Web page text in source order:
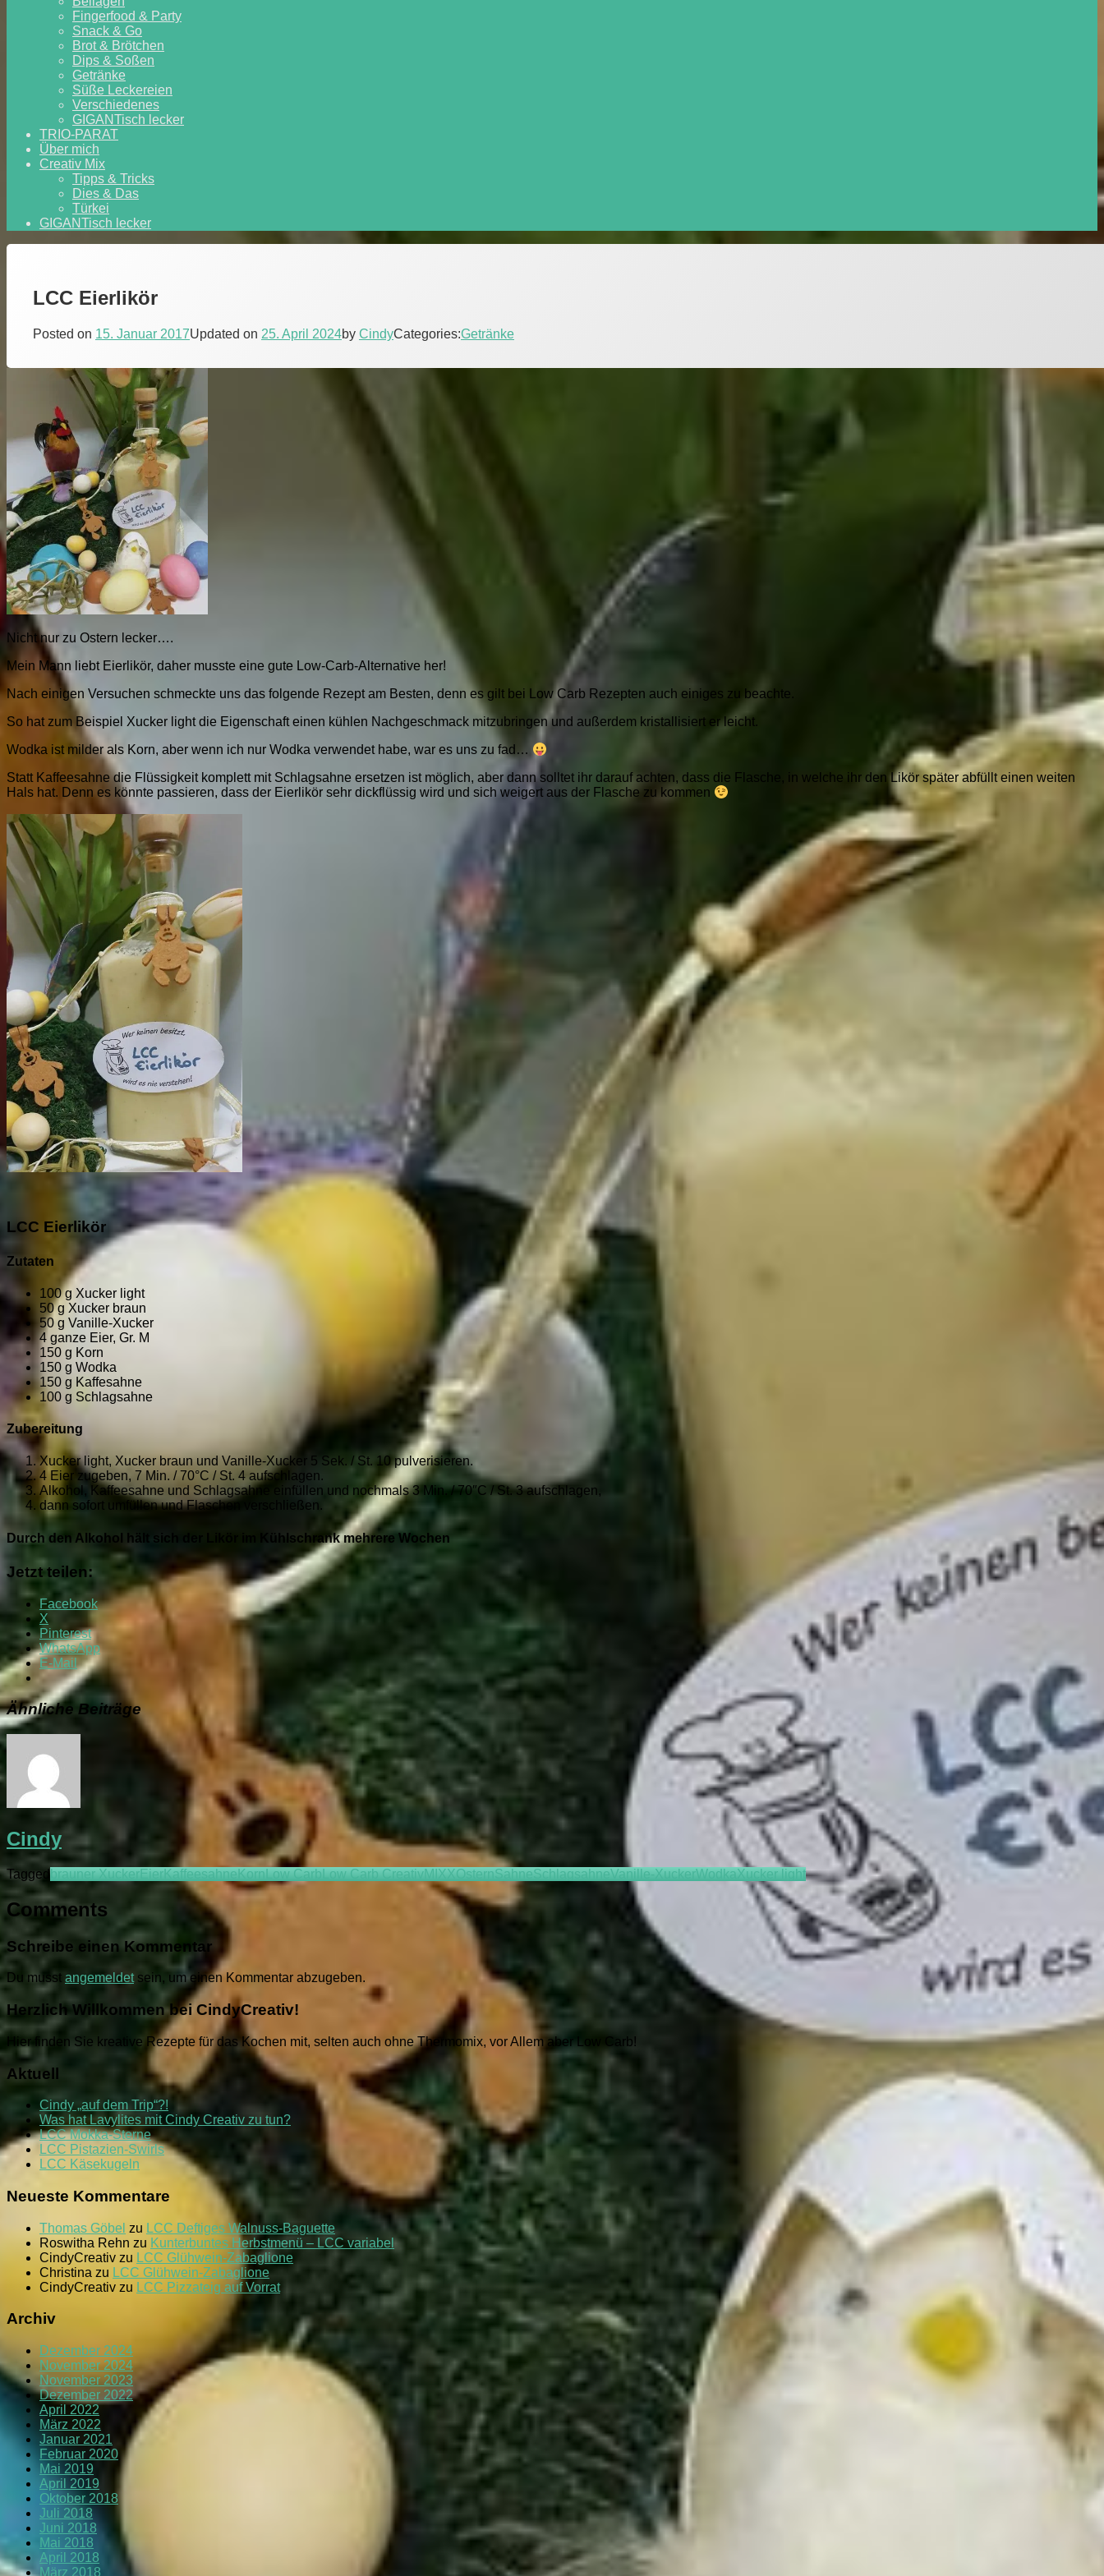
Fingerfood & Party
Snack & Go
Brot & Brötchen
Dips & Soßen
Getränke
Süße Leckereien
Verschiedenes
GIGANTisch lecker
TRIO-PARAT
Über mich
Creativ Mix
Tipps & Tricks
Dies & Das
Türkei
GIGANTisch lecker
LCC Eierlikör
Posted on 15. Januar 2017Updated on 25. April 2024by CindyCategories:Getränke
Nicht nur zu Ostern lecker….
Mein Mann liebt Eierlikör, daher musste eine gute Low-Carb-Alternative her!
Nach einigen Versuchen schmeckte uns das folgende Rezept am Besten, denn es gilt bei Low Carb Rezepten auch einiges zu beachte.
So hat zum Beispiel Xucker light die Eigenschaft einen kühlen Nachgeschmack mitzubringen und außerdem kristallisiert er leicht.
Wodka ist milder als Korn, aber wenn ich nur Wodka verwendet habe, war es uns zu fad…
Statt Kaffeesahne die Flüssigkeit komplett mit Schlagsahne ersetzen ist möglich, aber dann solltet ihr darauf achten, dass die Flasche, in welche ihr den Likör später abfüllt einen weiten
Hals hat. Denn es könnte passieren, dass der Eierlikör sehr dickflüssig wird und sich weigert aus der Flasche zu kommen
LCC Eierlikör
Zutaten
100 g Xucker light
50 g Xucker braun
50 g Vanille-Xucker
4 ganze Eier, Gr. M
150 g Korn
150 g Wodka
150 g Kaffesahne
100 g Schlagsahne
Zubereitung
Xucker light, Xucker braun und Vanille-Xucker 5 Sek. / St. 10 pulverisieren.
4 Eier zugeben, 7 Min. / 70°C / St. 4 aufschlagen.
Alkohol, Kaffeesahne und Schlagsahne einfüllen und nochmals 3 Min. / 70″C / St. 3 aufschlagen,
dann sofort umfüllen und Flaschen verschließen.
Durch den Alkohol hält sich der Likör im Kühlschrank mehrere Wochen
Jetzt teilen:
Facebook
X
Pinterest
WhatsApp
E-Mail
Ähnliche Beiträge
Cindy
Taggedbrauner XuckerEierKaffeesahneKornLow CarbLow Carb CreativMIXXOsternSahneSchlagsahneVanille-XuckerWodkaXucker light
Comments
Schreibe einen Kommentar
Du musst angemeldetsein, um einen Kommentar abzugeben.
Herzlich Willkommen bei CindyCreativ!
Hier finden Sie kreative Rezepte für das Kochen mit, selten auch ohne Thermomix, vor Allem aber Low Carb!
Aktuell
Cindy „auf dem Trip“?!
Was hat Lavylites mit Cindy Creativ zu tun?
LCC Mokka-Sterne
LCC Pistazien-Swirls
LCC Käsekugeln
Neueste Kommentare
Thomas Göbel zu LCC Deftiges Walnuss-Baguette
Roswitha Rehn zu Kunterbuntes Herbstmenü – LCC variabel
CindyCreativ zu LCC Glühwein-Zabaglione
Christina zu LCC Glühwein-Zabaglione
CindyCreativ zu LCC Pizzateig auf Vorrat
Archiv
Dezember 2024
November 2024
November 2023
Dezember 2022
April 2022
März 2022
Januar 2021
Februar 2020
Mai 2019
April 2019
Oktober 2018
Juli 2018
Juni 2018
Mai 2018
April 2018
März 2018